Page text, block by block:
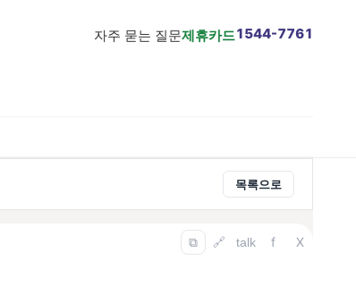
자주 묻는 질문제휴카드1544-7761
목록으로
⧉ 🔗 talk f X